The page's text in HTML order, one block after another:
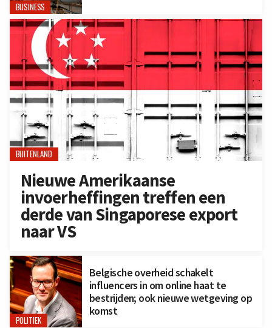
BUSINESS
BUITENLAND
Nieuwe Amerikaanse
invoerheffingen treffen een
derde van Singaporese export
naar VS
POLITIEK
Belgische overheid schakelt
influencers in om online haat te
bestrijden; ook nieuwe wetgeving op
komst